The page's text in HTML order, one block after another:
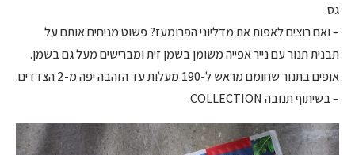
גס.
– ואם רוצים לאפות את מדליוני הפרומעז? פשוט מניחים אותם על
תבנית תנור עם נייר אפייה משומן בשמן זית ומברישים מעל גם בשמן.
אופים בתנור שחומם מראש ל-190 מעלות עד הזהבה יפה מ-2 הצדדים.
– בשיתוף תנובה COLLECTION.